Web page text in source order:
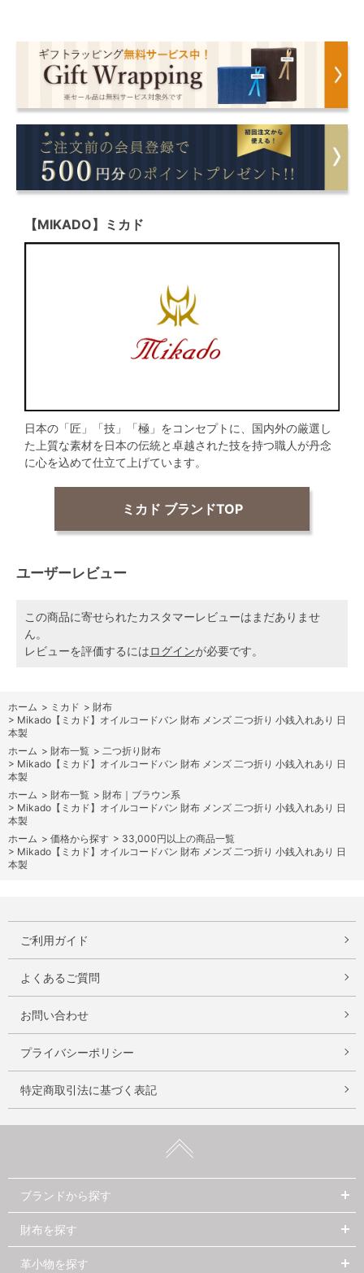
【MIKADO】ミカド
日本の「匠」「技」「極」をコンセプトに、国内外の厳選し
た上質な素材を日本の伝統と卓越された技を持つ職人が丹念
に心を込めて仕立て上げています。
ミカド ブランドTOP
ユーザーレビュー
この商品に寄せられたカスタマーレビューはまだありませ
ん。
レビューを評価するにはログインが必要です。
ホーム > ミカド > 財布
> Mikado【ミカド】オイルコードバン 財布 メンズ 二つ折り 小銭入れあり 日
本製
ホーム > 財布一覧 > 二つ折り財布
> Mikado【ミカド】オイルコードバン 財布 メンズ 二つ折り 小銭入れあり 日
本製
ホーム > 財布一覧 > 財布｜ブラウン系
> Mikado【ミカド】オイルコードバン 財布 メンズ 二つ折り 小銭入れあり 日
本製
ホーム > 価格から探す > 33,000円以上の商品一覧
> Mikado【ミカド】オイルコードバン 財布 メンズ 二つ折り 小銭入れあり 日
本製
ご利用ガイド
よくあるご質問
お問い合わせ
プライバシーポリシー
特定商取引法に基づく表記
ブランドから探す
財布を探す
革小物を探す